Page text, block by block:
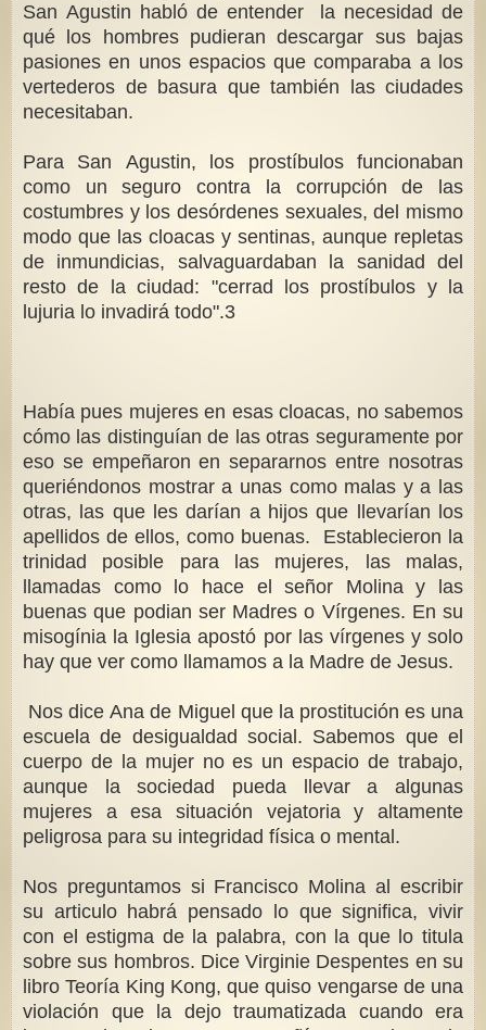
San Agustin habló de entender la necesidad de
qué los hombres pudieran descargar sus bajas
pasiones en unos espacios que comparaba a los
vertederos de basura que también las ciudades
necesitaban.
Para San Agustin, los prostíbulos funcionaban
como un seguro contra la corrupción de las
costumbres y los desórdenes sexuales, del mismo
modo que las cloacas y sentinas, aunque repletas
de inmundicias, salvaguardaban la sanidad del
resto de la ciudad: "cerrad los prostíbulos y la
lujuria lo invadirá todo".3
Había pues mujeres en esas cloacas, no sabemos
cómo las distinguían de las otras seguramente por
eso se empeñaron en separarnos entre nosotras
queriéndonos mostrar a unas como malas y a las
otras, las que les darían a hijos que llevarían los
apellidos de ellos, como buenas. Establecieron la
trinidad posible para las mujeres, las malas,
llamadas como lo hace el señor Molina y las
buenas que podian ser Madres o Vírgenes. En su
misogínia la Iglesia apostó por las vírgenes y solo
hay que ver como llamamos a la Madre de Jesus.
Nos dice Ana de Miguel que la prostitución es una
escuela de desigualdad social. Sabemos que el
cuerpo de la mujer no es un espacio de trabajo,
aunque la sociedad pueda llevar a algunas
mujeres a esa situación vejatoria y altamente
peligrosa para su integridad física o mental.
Nos preguntamos si Francisco Molina al escribir
su articulo habrá pensado lo que significa, vivir
con el estigma de la palabra, con la que lo titula
sobre sus hombros. Dice Virginie Despentes en su
libro Teoría King Kong, que quiso vengarse de una
violación que la dejo traumatizada cuando era